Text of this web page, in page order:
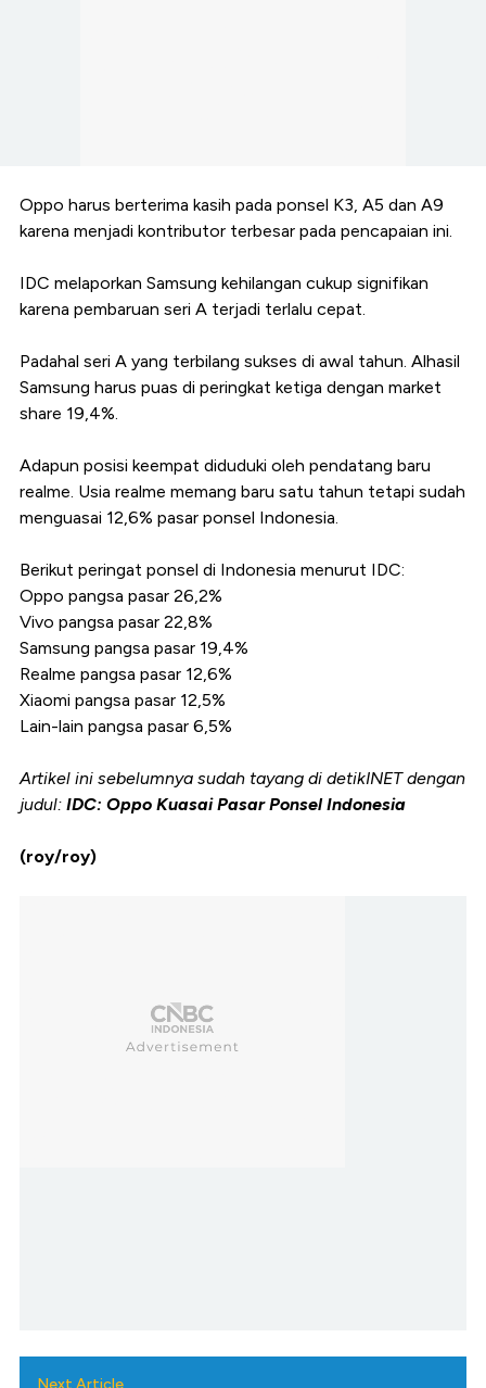
Oppo harus berterima kasih pada ponsel K3, A5 dan A9
karena menjadi kontributor terbesar pada pencapaian ini.
IDC melaporkan Samsung kehilangan cukup signifikan
karena pembaruan seri A terjadi terlalu cepat.
Padahal seri A yang terbilang sukses di awal tahun. Alhasil
Samsung harus puas di peringkat ketiga dengan market
share 19,4%.
Adapun posisi keempat diduduki oleh pendatang baru
realme. Usia realme memang baru satu tahun tetapi sudah
menguasai 12,6% pasar ponsel Indonesia.
Berikut peringat ponsel di Indonesia menurut IDC:
Oppo pangsa pasar 26,2%
Vivo pangsa pasar 22,8%
Samsung pangsa pasar 19,4%
Realme pangsa pasar 12,6%
Xiaomi pangsa pasar 12,5%
Lain-lain pangsa pasar 6,5%
Artikel ini sebelumnya sudah tayang di detikINET dengan
judul: IDC: Oppo Kuasai Pasar Ponsel Indonesia
(roy/roy)